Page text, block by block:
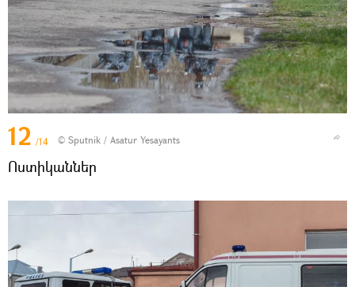
12 /14 © Sputnik / Asatur Yesayants
Ոստիկաններ